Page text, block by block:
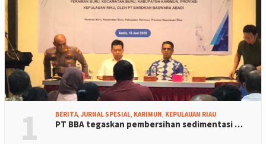
1 BERITA JURNAL SPESIAL KARIMUN KEPULAUAN RIAU
PT BBA tegaskan pembersihan sedimentasi …